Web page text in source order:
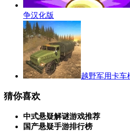
争汉化版
越野军用卡车
猜你喜欢
中式悬疑解谜游戏推荐
国产悬疑手游排行榜